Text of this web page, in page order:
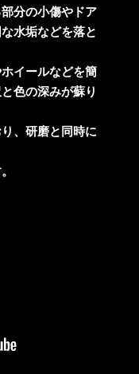
分の小傷やドア
水垢などを落と
イールなどを簡
色の深みが蘇り
、研磨と同時に